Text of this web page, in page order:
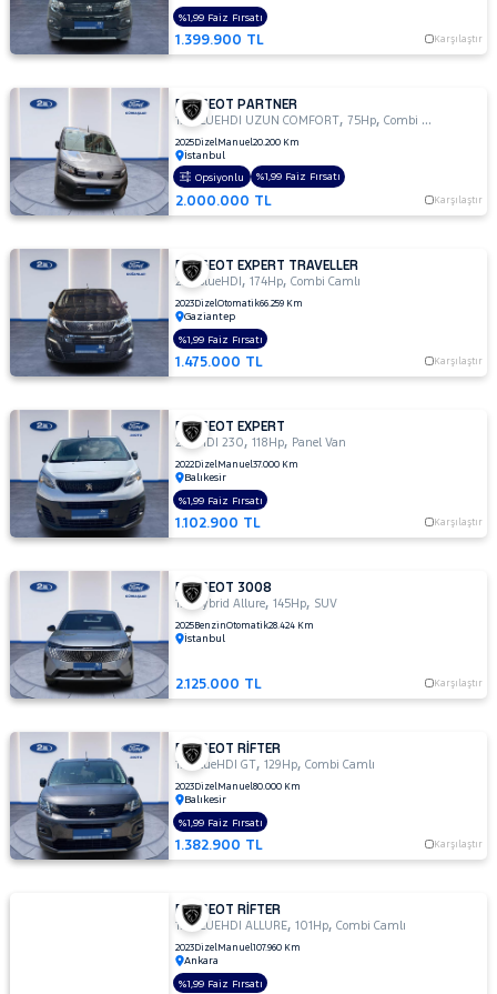
TRAKTÖR
VOLKSWAGEN
VOLVO
1.399.900 TL Karşılaştır
%1,99 Faiz Fırsatı
PEUGEOT PARTNER
1.5 BLUEHDI UZUN COMFORT,75Hp,Combi Van
2025DizelManuel20.200 Km
İstanbul
2.000.000 TL Karşılaştır
Opsiyonlu %1,99 Faiz Fırsatı
PEUGEOT EXPERT TRAVELLER
2.0 BlueHDI ,174Hp,Combi Camlı
2023DizelOtomatik66.259 Km
Gaziantep
1.475.000 TL Karşılaştır
%1,99 Faiz Fırsatı
PEUGEOT EXPERT
2.0 HDI 230,118Hp, Panel Van
2022DizelManuel37.000 Km
Balıkesir
1.102.900 TL Karşılaştır
%1,99 Faiz Fırsatı
PEUGEOT 3008
1.2 Hybrid Allure,145Hp, SUV
2025BenzinOtomatik28.424 Km
İstanbul
2.125.000 TL Karşılaştır
PEUGEOT RİFTER
1.5 BlueHDI GT,129Hp,Combi Camlı
2023DizelManuel80.000 Km
Balıkesir
1.382.900 TL Karşılaştır
%1,99 Faiz Fırsatı
PEUGEOT RİFTER
1.5 BLUEHDI ALLURE,101Hp,Combi Camlı
2023DizelManuel107.960 Km
Ankara
%1,99 Faiz Fırsatı